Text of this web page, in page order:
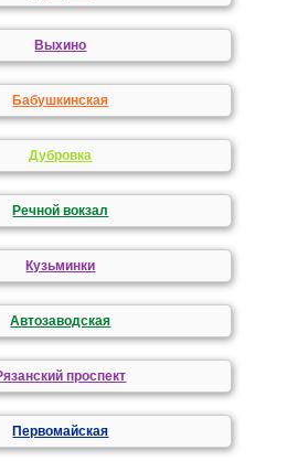
Выхино
Бабушкинская
Дубровка
Речной вокзал
Кузьминки
Автозаводская
проспект
Первомайская